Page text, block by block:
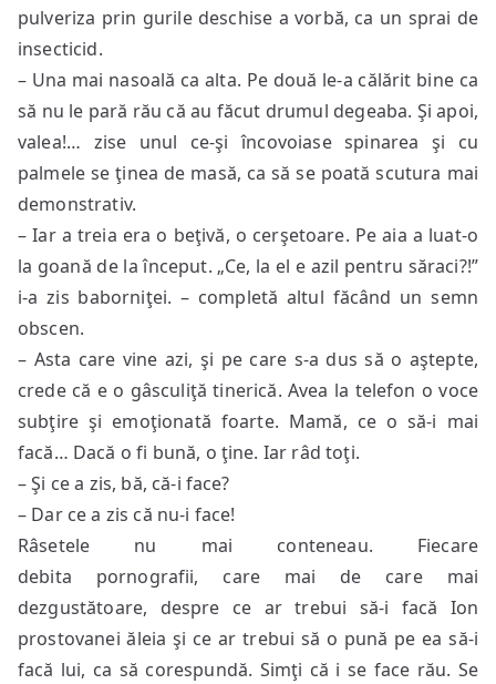
pulveriza prin gurile deschise a vorbă, ca un sprai de
insecticid.
– Una mai nasoală ca alta. Pe două le-a călărit bine ca
să nu le pară rău că au făcut drumul degeaba. Şi apoi,
valea!… zise unul ce-şi încovoiase spinarea şi cu
palmele se ţinea de masă, ca să se poată scutura mai
demonstrativ.
– Iar a treia era o beţivă, o cerşetoare. Pe aia a luat-o
la goană de la început. „Ce, la el e azil pentru săraci?!”
i-a zis baborniţei. – completă altul făcând un semn
obscen.
– Asta care vine azi, şi pe care s-a dus să o aştepte,
crede că e o gâsculiţă tinerică. Avea la telefon o voce
subţire şi emoţionată foarte. Mamă, ce o să-i mai
facă… Dacă o fi bună, o ţine. Iar râd toţi.
– Şi ce a zis, bă, că-i face?
– Dar ce a zis că nu-i face!
Râsetele nu mai conteneau. Fiecare
debita pornografii, care mai de care mai
dezgustătoare, despre ce ar trebui să-i facă Ion
prostovanei ăleia şi ce ar trebui să o pună pe ea să-i
facă lui, ca să corespundă. Simţi că i se face rău. Se